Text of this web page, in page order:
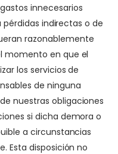
innecesarios
indirectas o de
razonablemente
momento en que el
los servicios de
de ninguna
nuestras obligaciones
si dicha demora o
a circunstancias
Esta disposición no